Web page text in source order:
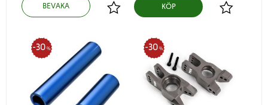
Lägg till i favoriter Lägg till i
KÖP
30 % 30 %